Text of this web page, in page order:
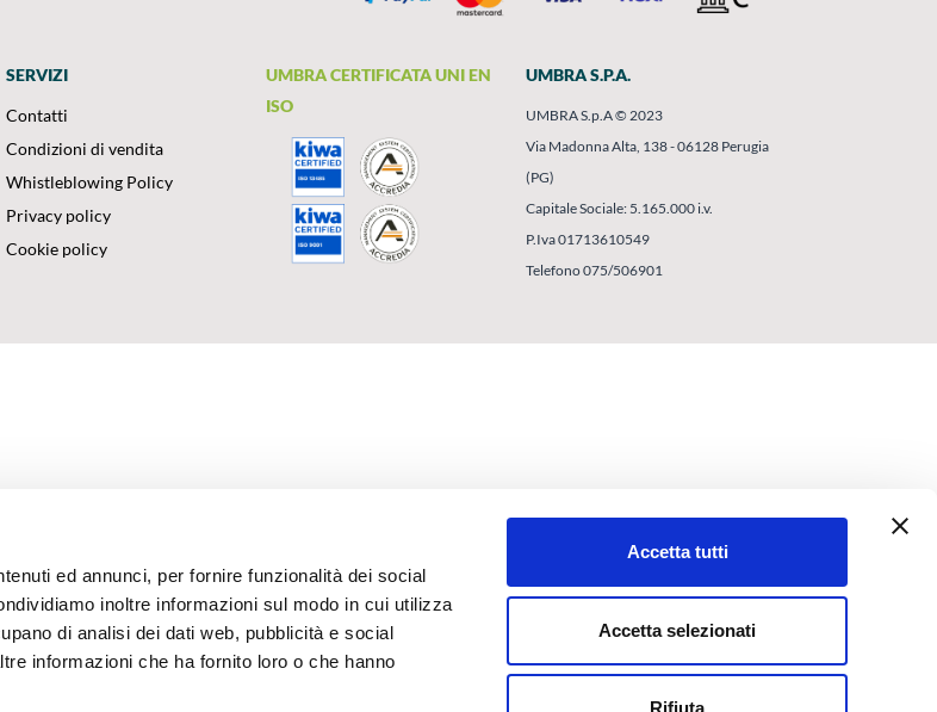
ed annunci, per fornire funzionalità dei social
inoltre informazioni sul modo in cui utilizza
di analisi dei dati web, pubblicità e social
informazioni che ha fornito loro o che hanno
Accetta tutti
Accetta selezionati
Rifiuta
SERVIZI
Contatti
Condizioni di vendita
Whistleblowing Policy
Privacy policy
Cookie policy
UMBRA CERTIFICATA UNI EN
ISO
UMBRA S.P.A.
UMBRA S.p.A © 2023
Via Madonna Alta, 138 - 06128 Perugia
(PG)
Capitale Sociale: 5.165.000 i.v.
P.Iva 01713610549
Telefono 075/506901